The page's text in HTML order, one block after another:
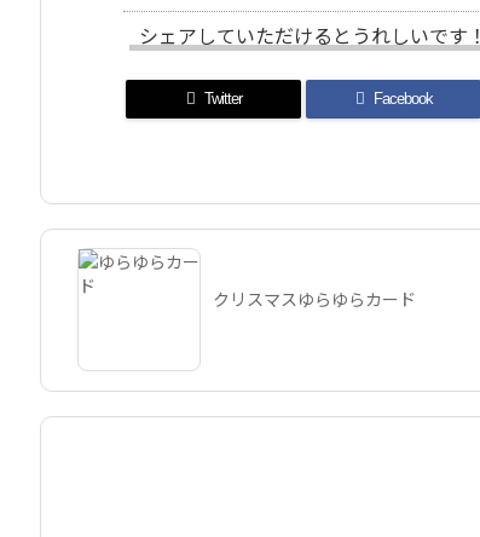
シェアしていただけるとうれしいです！
Twitter Facebook
クリスマスゆらゆらカード